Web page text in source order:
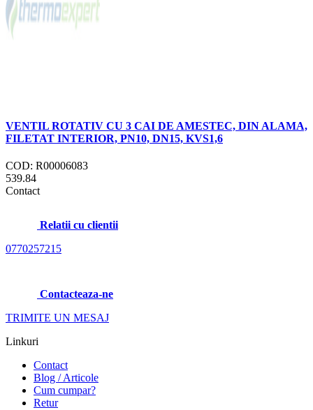
VENTIL ROTATIV CU 3 CAI DE AMESTEC, DIN ALAMA,
FILETAT INTERIOR, PN10, DN15, KVS1,6
COD: R00006083
539.84
Contact
Relatii cu clientii
0770257215
Contacteaza-ne
TRIMITE UN MESAJ
Linkuri
Contact
Blog / Articole
Cum cumpar?
Retur